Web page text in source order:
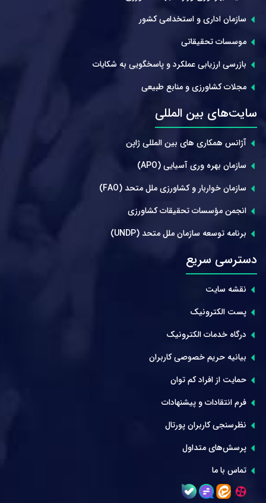
سازمان اداری و استخدامی کشور
موسسات تحقیقاتی
بازرسی ارزیابی عملکرد و پاسخگویی به شکایات
مجلات کشاورزی و منابع طبیعی
سایت‌های بین المللی
آژانس همکاری های بین المللی ژاپن
سازمان بهره وری آسیایی (APO)
سازمان خواربار و کشاورزی ملل متحد (FAO)
انجمن مؤسسات تحقیقات کشاورزی
برنامه توسعه سازمان ملل متحد (UNDP)
دسترسی سریع
نقشه سایت
پست الکترونیک
درگاه خدمات الکترونیک
بیانیه حریم خصوصی کاربران
حمایت از افراد کم توان
فرم انتقادات و پیشنهادات
نظرسنجی کاربران پورتال
پرسش‌های متداول
تماس با ما